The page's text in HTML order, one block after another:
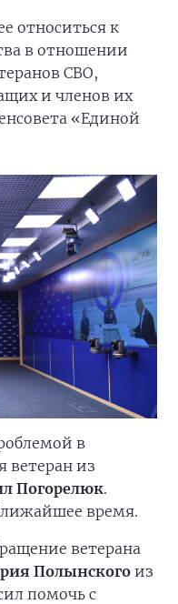
относиться к
в отношении
СВО,
и членов их
«Единой
в
ветеран из
Погорелюк.
время.
ветерана
Полынского из
помочь с